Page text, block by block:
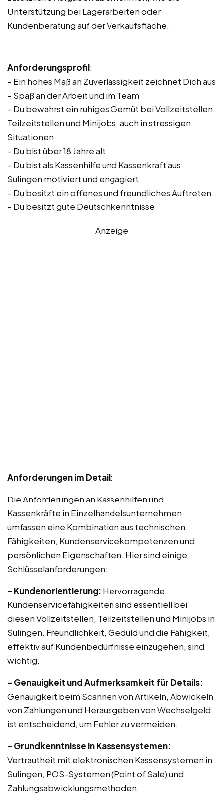
Unterstützung bei Lagerarbeiten oder
Kundenberatung auf der Verkaufsfläche.
Anforderungsprofil:
– Ein hohes Maß an Zuverlässigkeit zeichnet Dich aus
– Spaß an der Arbeit und im Team
– Du bewahrst ein ruhiges Gemüt bei Vollzeitstellen,
Teilzeitstellen und Minijobs, auch in stressigen
Situationen
– Du bist über 18 Jahre alt
– Du bist als Kassenhilfe und Kassenkraft aus
Sulingen motiviert und engagiert
– Du besitzt ein offenes und freundliches Auftreten
– Du besitzt gute Deutschkenntnisse
Anzeige
Anforderungen im Detail:
Die Anforderungen an Kassenhilfen und
Kassenkräfte in Einzelhandelsunternehmen
umfassen eine Kombination aus technischen
Fähigkeiten, Kundenservicekompetenzen und
persönlichen Eigenschaften. Hier sind einige
Schlüsselanforderungen:
– Kundenorientierung: Hervorragende
Kundenservicefähigkeiten sind essentiell bei
diesen Vollzeitstellen, Teilzeitstellen und Minijobs in
Sulingen. Freundlichkeit, Geduld und die Fähigkeit,
effektiv auf Kundenbedürfnisse einzugehen, sind
wichtig.
– Genauigkeit und Aufmerksamkeit für Details:
Genauigkeit beim Scannen von Artikeln, Abwickeln
von Zahlungen und Herausgeben von Wechselgeld
ist entscheidend, um Fehler zu vermeiden.
– Grundkenntnisse in Kassensystemen:
Vertrautheit mit elektronischen Kassensystemen in
Sulingen, POS-Systemen (Point of Sale) und
Zahlungsabwicklungsmethoden.